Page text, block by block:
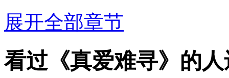
展开全部章节
看过《真爱难寻》的